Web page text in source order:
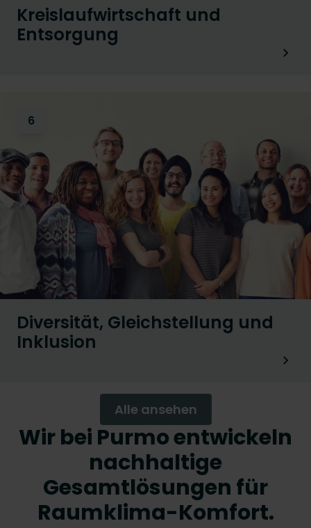
Kreislaufwirtschaft und
Entsorgung
6
Diversität, Gleichstellung und
Inklusion
Alle ansehen
Wir bei Purmo entwickeln
nachhaltige
Gesamtlösungen für
Raumklima-Komfort.